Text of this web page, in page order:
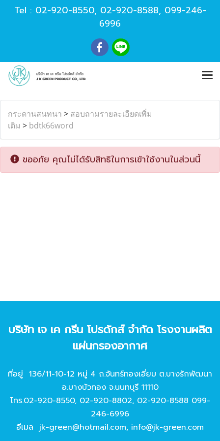
Tel : 02-920-8550, 02-920-8588, 099-246-
6996
กระดานสนทนา > สอบถามรายละเอียดเพิ่ม
เติม > bdtk66word
ขออภัย คุณไม่ได้รับสิทธิในการเข้าใช้งานในส่วนนี้
บริษัท เจ เค กรีน โปรดักส์ จํากัด โรงงานผลิต
แผ่นกรองอากาศ
ที่อยู่ 136/11-10-12 หมู่ 4 ถ.จันทร์ทองเอี่ยม ต.บางรักพัฒนา
อ.บางบัวทอง จ.นนทบุรี 11110
โทร.02-920-8550, 02-920-8802, 02-920-8588 099-
246-6996
อีเมล jk-green@hotmail.com, info@jk-green.com